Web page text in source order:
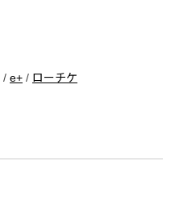
/ e+ / ローチケ